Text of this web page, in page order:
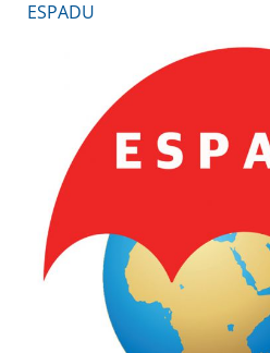
ESPADU